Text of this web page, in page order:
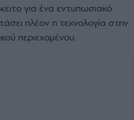
για ένα εντυπωσιακό
πλέον η τεχνολογία στην
περιεχομένου.